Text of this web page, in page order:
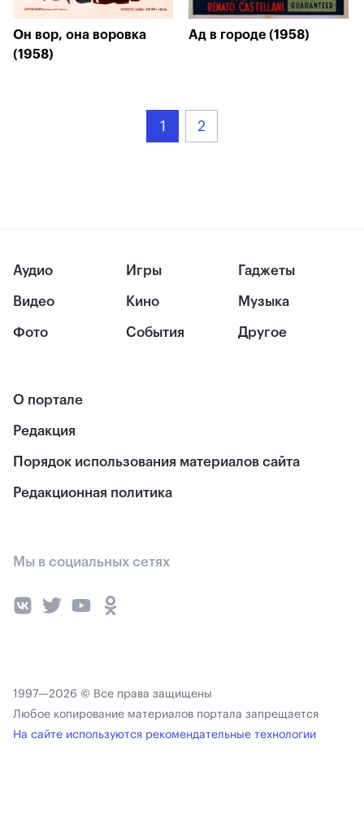
Он вор, она воровка
(1958)
Ад в городе (1958)
1 2
Аудио
Видео
Фото
Игры
Кино
События
Гаджеты
Музыка
Другое
О портале
Редакция
Порядок использования материалов сайта
Редакционная политика
Мы в социальных сетях
1997—2026 © Все права защищены
Любое копирование материалов портала запрещается
На сайте используются рекомендательные технологии